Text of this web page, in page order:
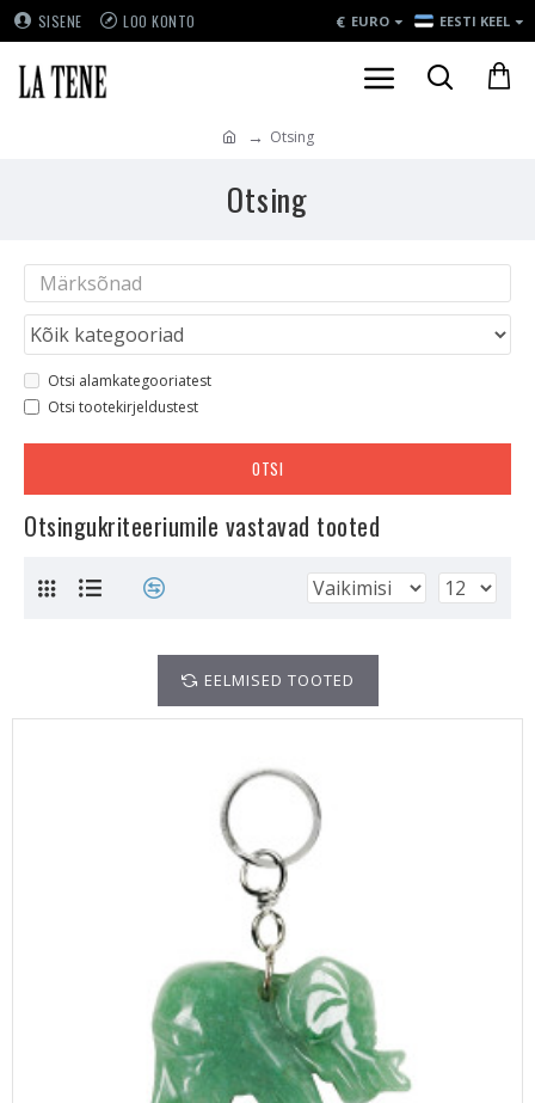
SISENE LOO KONTO € EURO EESTI KEEL
Otsing
Otsing
Otsi alamkategooriatest
Otsi tootekirjeldustest
OTSI
Otsingukriteeriumile vastavad tooted
EELMISED TOOTED